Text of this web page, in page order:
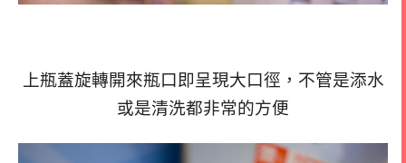
上瓶蓋旋轉開來瓶口即呈現大口徑，不管是添水
或是清洗都非常的方便